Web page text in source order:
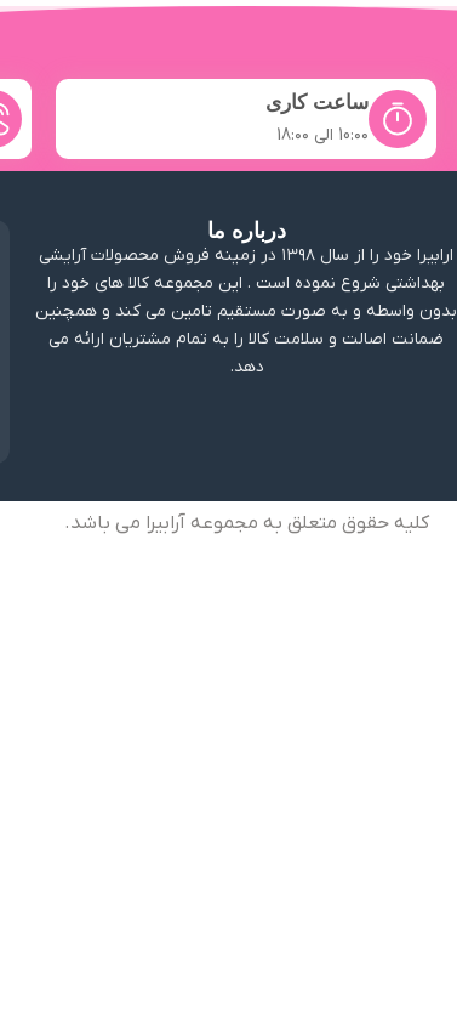
ساعت کاری
10:۰۰ الی 18:۰۰
درباره ما
ارابیرا خود را از سال ۱۳۹۸ در زمینه فروش محصولات آرایشی
بهداشتی شروع نموده است . این مجموعه کالا های خود را
بدون واسطه و به صورت مستقیم تامین می کند و همچنین
ضمانت اصالت و سلامت کالا را به تمام مشتریان ارائه می
دهد.
کلیه حقوق متعلق به مجموعه آرابیرا می باشد.